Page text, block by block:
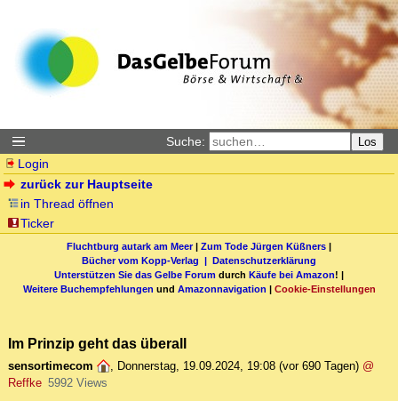
Suche: Los
Login
zurück zur Hauptseite
in Thread öffnen
Ticker
Fluchtburg autark am Meer| Zum Tode Jürgen Küßners |
Bücher vom Kopp-Verlag | Datenschutzerklärung
Unterstützen Sie das Gelbe Forum durch Käufe bei Amazon! |
Weitere Buchempfehlungen und Amazonnavigation | Cookie-Einstellungen
Im Prinzip geht das überall
sensortimecom , Donnerstag, 19.09.2024, 19:08 (vor 690 Tagen) @
Reffke 5992 Views